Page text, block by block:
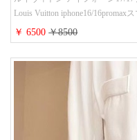
Louis Vuitton iphone16/16promax
iphone15/14/13ケース ビジネス風
人 可愛い
￥ 6500￥8500